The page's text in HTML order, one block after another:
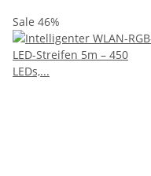
Sale 46%